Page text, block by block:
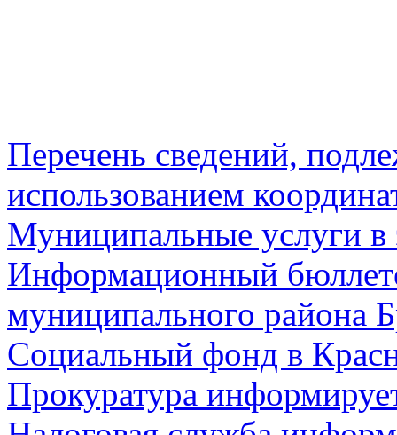
Перечень сведений,
использованием
Муниципальные услуги в
Информационный
муниципального района
Социальный фонд в
Прокуратура